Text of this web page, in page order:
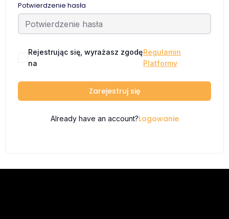
Potwierdzenie hasła
Rejestrując się, wyrażasz zgodę
na
Regulamin
Platformy
Zarejestruj się
Already have an account?Logowanie